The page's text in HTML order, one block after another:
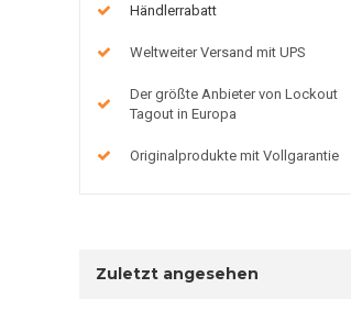
Händlerrabatt
Weltweiter Versand mit UPS
Der größte Anbieter von Lockout
Tagout in Europa
Originalprodukte mit Vollgarantie
Zuletzt angesehen